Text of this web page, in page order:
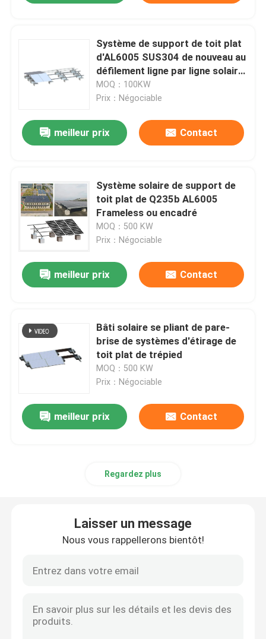
Produits
Vidéos
Exposition de VR
Contrôle de qualité
Système de support de toit plat
d'AL6005 SUS304 de nouveau au
défilement ligne par ligne solaire
lesté par dos
MOQ：100KW
Prix：Négociable
meilleur prix Contact
Système solaire de support de
toit plat de Q235b AL6005
Frameless ou encadré
MOQ：500 KW
Prix：Négociable
meilleur prix Contact
Bâti solaire se pliant de pare-
brise de systèmes d'étirage de
toit plat de trépied
MOQ：500 KW
Prix：Négociable
meilleur prix Contact
Regardez plus
Laisser un message
Nous vous rappellerons bientôt!